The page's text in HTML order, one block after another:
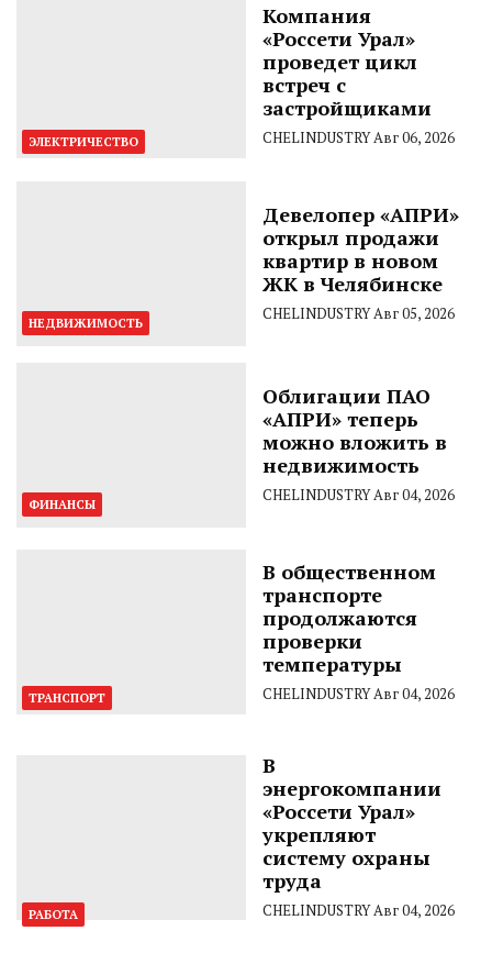
ЭЛЕКТРИЧЕСТВО
Компания
«Россети Урал»
проведет цикл
встреч с
застройщиками
CHELINDUSTRYАвг 06, 2026
НЕДВИЖИМОСТЬ
Девелопер «АПРИ»
открыл продажи
квартир в новом
ЖК в Челябинске
CHELINDUSTRYАвг 05, 2026
ФИНАНСЫ
Облигации ПАО
«АПРИ» теперь
можно вложить в
недвижимость
CHELINDUSTRYАвг 04, 2026
ТРАНСПОРТ
В общественном
транспорте
продолжаются
проверки
температуры
CHELINDUSTRYАвг 04, 2026
РАБОТА
В
энергокомпании
«Россети Урал»
укрепляют
систему охраны
труда
CHELINDUSTRYАвг 04, 2026